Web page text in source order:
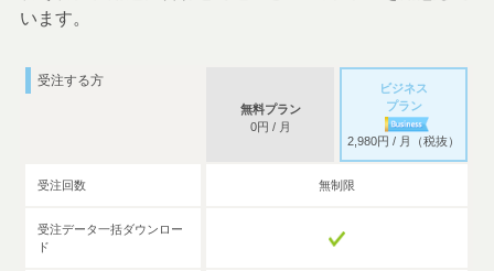
います。
受注する方
無料プラン
0円 / 月
ビジネス
プラン
2,980円 / 月（税抜）
受注回数 無制限
受注データ一括ダウンロー
ド